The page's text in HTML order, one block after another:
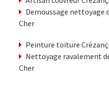
Demoussage nettoyage
Cher
Peinture toiture
Nettoyage ravalement
Cher